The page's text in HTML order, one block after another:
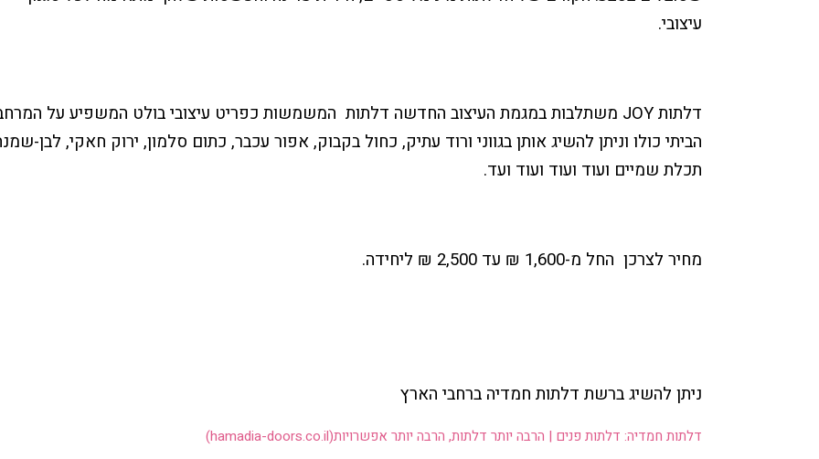
עיצובי.
דלתותJOY משתלבות במגמת העיצוב החדשה דלתות המשמשות כפריט עיצובי בולט המשפיע על
הביתי כולו וניתן להשיג אותן בגווני ורוד עתיק, כחול בקבוק, אפור עכבר, כתום סלמון, ירוק חאקי, לבן-
תכלת שמיים ועוד ועוד ועוד ועד.
מחיר לצרכן החל מ-1,600 ₪ עד 2,500 ₪ ליחידה.
ניתן להשיג ברשת דלתות חמדיה ברחבי הארץ
דלתות חמדיה: דלתות פנים | הרבה יותר דלתות, הרבה יותר אפשרויות(hamadia-doors.co.il)